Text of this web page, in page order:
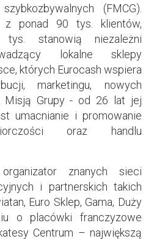
(FMCG).
z ponad 90 tys. klientów,
stanowią niezależni
lokalne sklepy
których Eurocash wspiera
marketingu, nowych
Misją Grupy - od 26 lat jej
umacnianie i promowanie
oraz handlu
znanych sieci
i partnerskich takich
Euro Sklep, Gama, Duży
o placówki franczyzowe
Centrum – największą